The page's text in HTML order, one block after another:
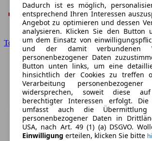
Toyota
Dadurch ist es möglich,
entsprechend Ihren Interessen
Angebot zu optimieren und dessen
analysieren. Klicken Sie den Button
um dem Einsatz von
und der damit verbundenen
personenbezogener Daten
Button unten links, um eine
hinsichtlich der Cookies zu treffen
Verarbeitung
widersprechen, soweit diese
berechtigter Interessen erfolgt. Die
umfasst auch die Übermittlung
personenbezogener Daten in
USA, nach Art. 49 (1) (a) DSGVO.
Einwilligung erteilen, klicken Sie bitte